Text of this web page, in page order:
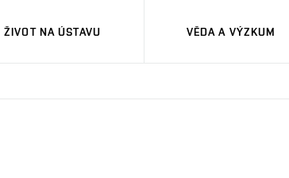
ŽIVOT NA ÚSTAVU VĚDA A VÝZKUM